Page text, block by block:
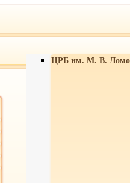
ЦРБ им. М. В.